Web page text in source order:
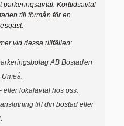
parkeringsavtal. Korttidsavtal
till förmån för en
vid dessa tillfällen:
AB Bostaden
eller lokalavtal hos oss.
till din bostad eller